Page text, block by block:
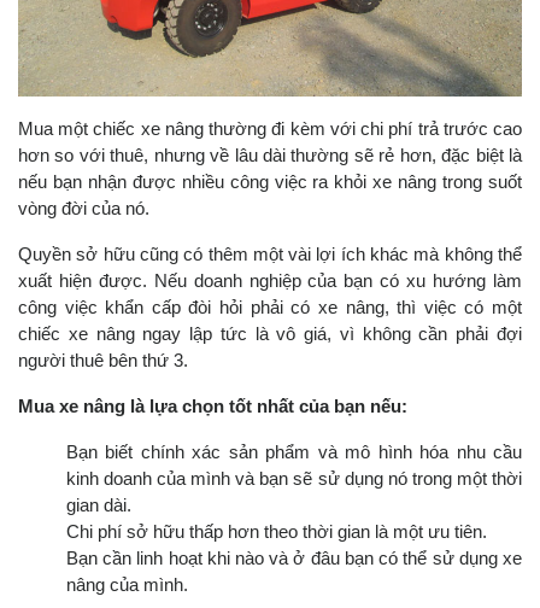
Mua một chiếc xe nâng thường đi kèm với chi phí trả trước cao
hơn so với thuê, nhưng về lâu dài thường sẽ rẻ hơn, đặc biệt là
nếu bạn nhận được nhiều công việc ra khỏi xe nâng trong suốt
vòng đời của nó.
Quyền sở hữu cũng có thêm một vài lợi ích khác mà không thể
xuất hiện được. Nếu doanh nghiệp của bạn có xu hướng làm
công việc khẩn cấp đòi hỏi phải có xe nâng, thì việc có một
chiếc xe nâng ngay lập tức là vô giá, vì không cần phải đợi
người thuê bên thứ 3.
Mua xe nâng là lựa chọn tốt nhất của bạn nếu:
Bạn biết chính xác sản phẩm và mô hình hóa nhu cầu
kinh doanh của mình và bạn sẽ sử dụng nó trong một thời
gian dài.
Chi phí sở hữu thấp hơn theo thời gian là một ưu tiên.
Bạn cần linh hoạt khi nào và ở đâu bạn có thể sử dụng xe
nâng của mình.